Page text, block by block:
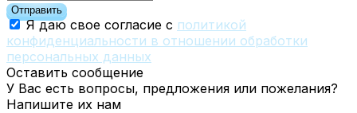
Отправить
Я даю свое согласие с политикой
конфиденциальности в отношении обработки
персональных данных
Оставить сообщение
У Вас есть вопросы, предложения или пожелания?
Напишите их нам